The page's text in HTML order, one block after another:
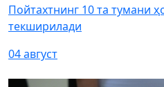
Пойтахтнинг 10 та тумани
текширилади
04 август